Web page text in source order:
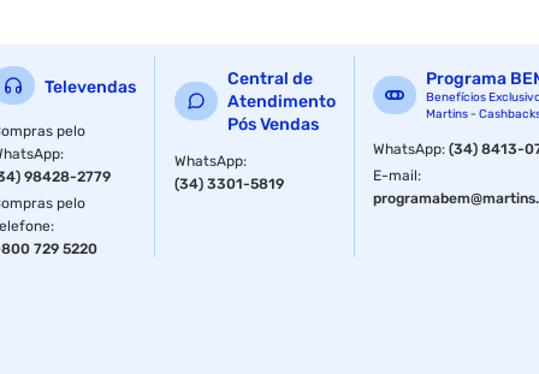
Televendas
pelo
:
98428-2779
pelo
:
729 5220
Central de
Atendimento
Pós Vendas
WhatsApp:
(34) 3301-5819
Programa
Benefícios
Martins -
WhatsApp:(34) 8413-
E-mail: